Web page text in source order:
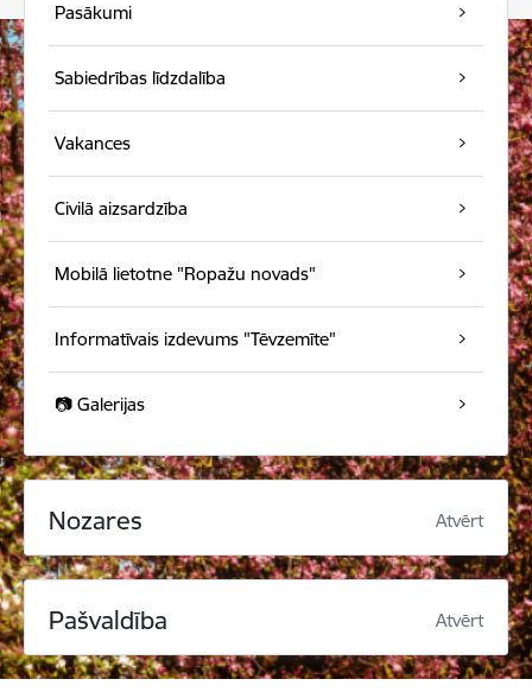
Pasākumi
Sabiedrības līdzdalība
Vakances
Civilā aizsardzība
Mobilā lietotne "Ropažu novads"
Informatīvais izdevums "Tēvzemīte"
📷 Galerijas
Nozares Atvērt
Pašvaldība Atvērt